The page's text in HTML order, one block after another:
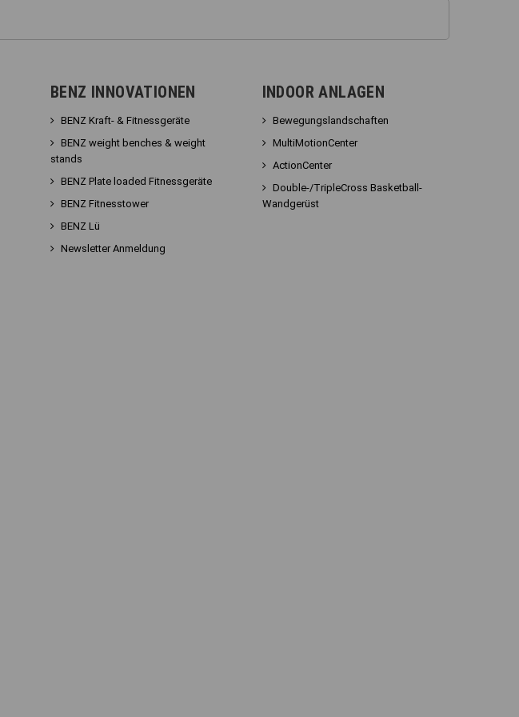
BENZ INNOVATIONEN
BENZ Kraft- & Fitnessgeräte
BENZ weight benches & weight
stands
BENZ Plate loaded Fitnessgeräte
BENZ Fitnesstower
BENZ Lü
Newsletter Anmeldung
INDOOR ANLAGEN
Bewegungslandschaften
MultiMotionCenter
ActionCenter
Double-/TripleCross Basketball-
Wandgerüst